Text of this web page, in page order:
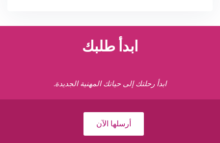
ابدأ طلبك
ابدأ رحلتك إلى حياتك المهنية الجديدة.
أرسلها الآن